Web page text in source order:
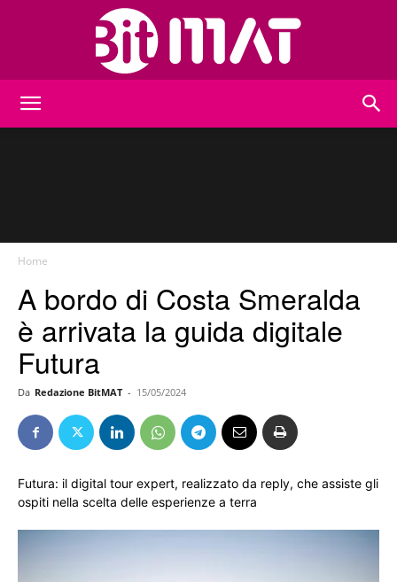
Home
A bordo di Costa Smeralda
è arrivata la guida digitale
Futura
Da Redazione BitMAT - 15/05/2024
Futura: il digital tour expert, realizzato da reply, che assiste gli
ospiti nella scelta delle esperienze a terra